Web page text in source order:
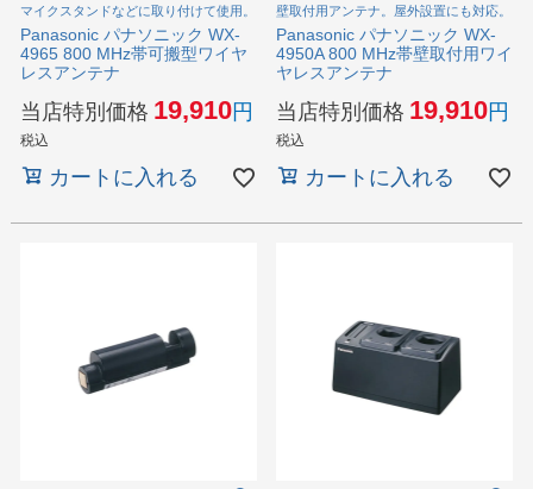
マイクスタンドなどに取り付けて使用。
Panasonic パナソニック WX-
4965 800 MHz帯可搬型ワイヤ
レスアンテナ
当店特別価格 19,910
税込
カートに入れる
壁取付用アンテナ。屋外設置にも対応。
Panasonic パナソニック WX-
4950A 800 MHz帯壁取付用ワイ
ヤレスアンテナ
当店特別価格 19,910
税込
カートに入れる